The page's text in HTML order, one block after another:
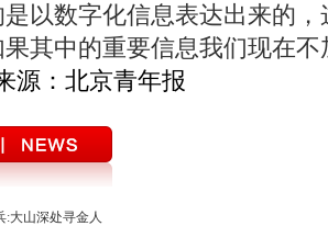
以数字化信息表达出来的
其中的重要信息我们现在
源：北京青年报
:大山深处寻金人